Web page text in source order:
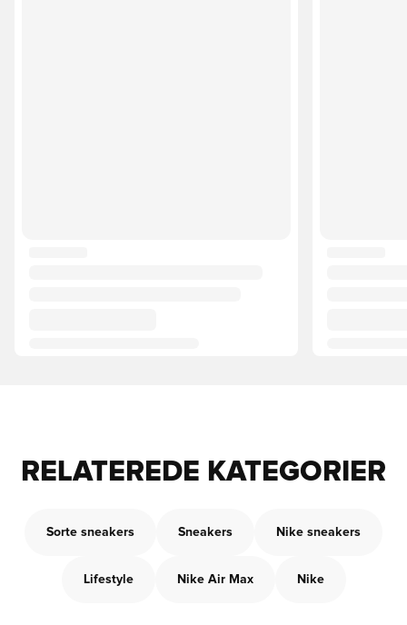
RELATEREDE KATEGORIER
Sorte sneakers Sneakers Nike sneakers
Lifestyle Nike Air Max Nike